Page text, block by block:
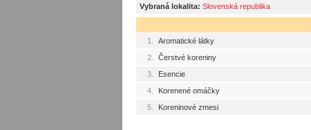
Vybraná lokalita: Slovenská republika
1.
Aromatické látky
2.
Čerstvé koreniny
3.
Esencie
4.
Korenené omáčky
5.
Koreninové zmesi